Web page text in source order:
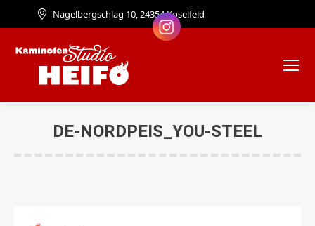
Nagelbergschlag 10, 24354 Koselfeld
DE-NORDPEIS_YOU-STEEL